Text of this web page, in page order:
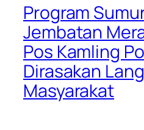
Program
Jembatan
Pos Kamling
Dirasakan
Masyarakat